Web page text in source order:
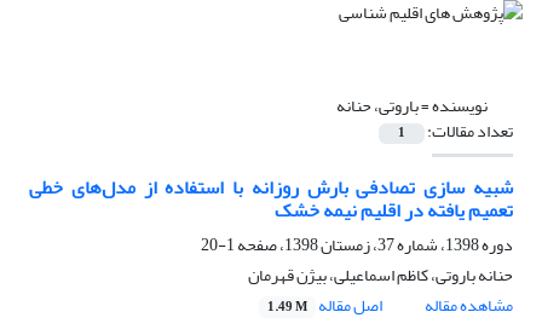
نویسنده =باروتی، حنانه
تعداد مقالات: 1
شبیه سازی تصادفی بارش روزانه با استفاده از مدل‌های خطی
تعمیم یافته در اقلیم نیمه خشک
دوره 1398، شماره 37، زمستان 1398، صفحه
1-20
حنانه باروتی، کاظم اسماعیلی، بیژن قهرمان
مشاهده مقاله
اصل مقاله 1.49 M